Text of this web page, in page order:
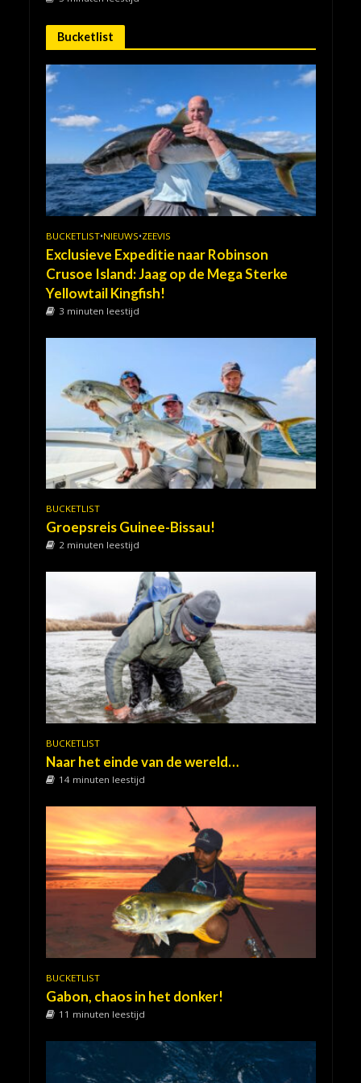
Bucketlist
BUCKETLIST•NIEUWS•ZEEVIS
Exclusieve Expeditie naar Robinson
Crusoe Island: Jaag op de Mega Sterke
Yellowtail Kingfish!
3 minuten leestijd
BUCKETLIST
Groepsreis Guinee-Bissau!
2 minuten leestijd
BUCKETLIST
Naar het einde van de wereld…
14 minuten leestijd
BUCKETLIST
Gabon, chaos in het donker!
11 minuten leestijd